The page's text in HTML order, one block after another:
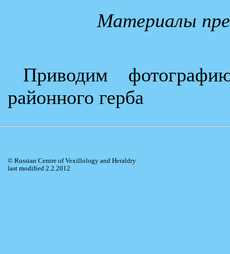
Материалы
Приводим
районного герба
© Russian Centre of Vexillology and Heraldry
last modified 2.2.2012